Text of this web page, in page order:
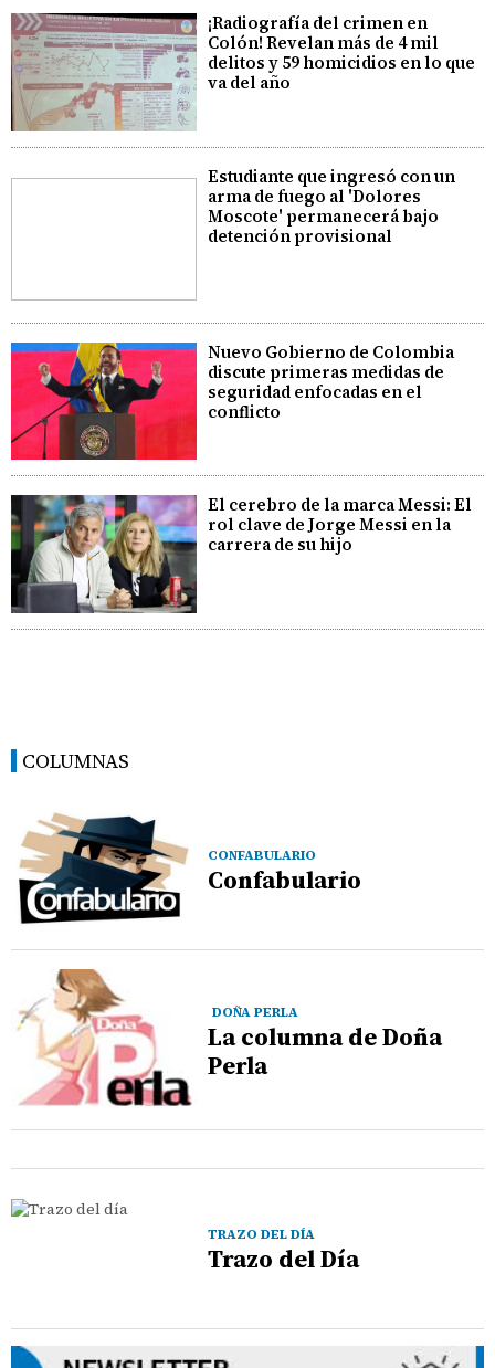
¡Radiografía del crimen en
Colón! Revelan más de 4 mil
delitos y 59 homicidios en lo que
va del año
Estudiante que ingresó con un
arma de fuego al 'Dolores
Moscote' permanecerá bajo
detención provisional
Nuevo Gobierno de Colombia
discute primeras medidas de
seguridad enfocadas en el
conflicto
El cerebro de la marca Messi: El
rol clave de Jorge Messi en la
carrera de su hijo
COLUMNAS
CONFABULARIO
Confabulario
DOÑA PERLA
La columna de Doña
Perla
TRAZO DEL DÍA
Trazo del Día